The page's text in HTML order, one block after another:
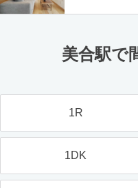
美合駅で
1R
1DK